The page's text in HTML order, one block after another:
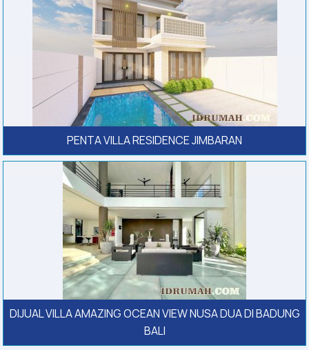
PENTA VILLA RESIDENCE JIMBARAN
DIJUAL VILLA AMAZING OCEAN VIEW NUSA DUA DI BADUNG
BALI